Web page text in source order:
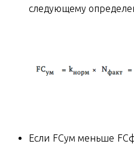
следующему
Если FCум меньше